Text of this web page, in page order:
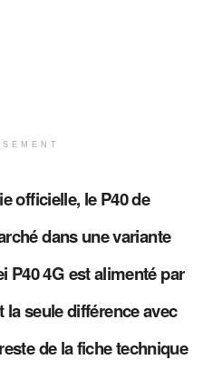
officielle, le P40 de
dans une variante
P40 4G est alimenté par
seule différence avec
de la fiche technique